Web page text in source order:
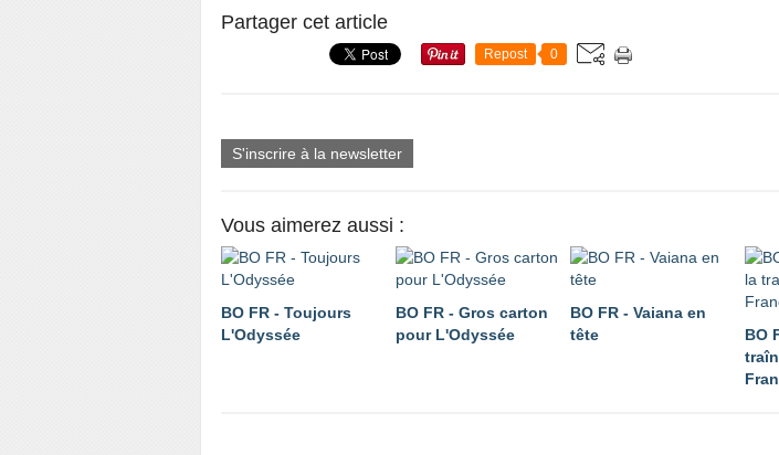
Partager cet article
Repost 0
S'inscrire à la newsletter
Vous aimerez aussi :
BO FR - Toujours
L'Odyssée
BO FR - Gros carton
pour L'Odyssée
BO FR - Vaiana en
tête
BO